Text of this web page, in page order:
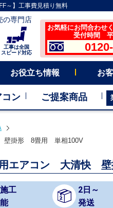
～】工事費見積り無料
の専門店
工事は全国
スピード対応
お気軽にお問合わせ
受付時間 平
お役立ち情報 お
コン ご提案商品
壁掛形 8畳用 単相100V
エアコン 大清快
工
2日～
発送